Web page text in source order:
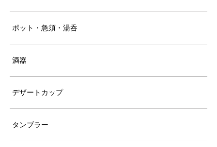
ポット・急須・湯呑
酒器
デザートカップ
タンブラー